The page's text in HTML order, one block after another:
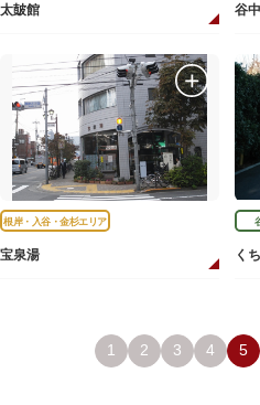
太皷館 谷
根岸・入谷・金杉エリア
宝泉湯 く
1 2 3 4 5